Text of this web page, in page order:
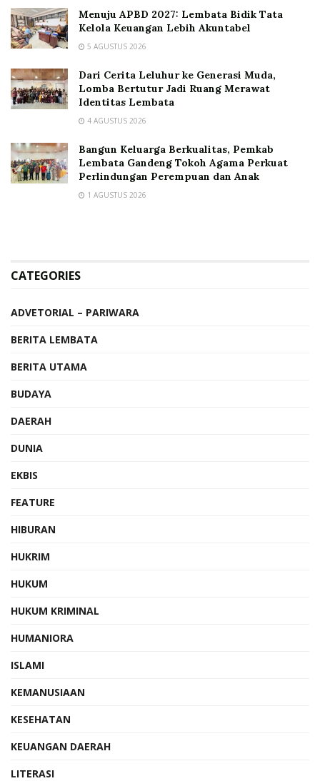
Menuju APBD 2027: Lembata Bidik Tata
Kelola Keuangan Lebih Akuntabel
5 AGUSTUS 2026
Dari Cerita Leluhur ke Generasi Muda,
Lomba Bertutur Jadi Ruang Merawat
Identitas Lembata
4 AGUSTUS 2026
Bangun Keluarga Berkualitas, Pemkab
Lembata Gandeng Tokoh Agama Perkuat
Perlindungan Perempuan dan Anak
1 AGUSTUS 2026
CATEGORIES
ADVETORIAL – PARIWARA
BERITA LEMBATA
BERITA UTAMA
BUDAYA
DAERAH
DUNIA
EKBIS
FEATURE
HIBURAN
HUKRIM
HUKUM
HUKUM KRIMINAL
HUMANIORA
ISLAMI
KEMANUSIAAN
KESEHATAN
KEUANGAN DAERAH
LITERASI